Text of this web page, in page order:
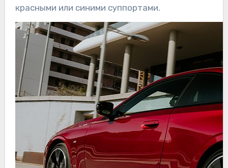
красными или синими суппортами.